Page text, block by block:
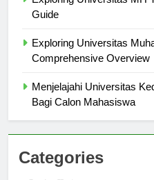
Exploring Universitas MH
Exploring Universitas
Menjelajahi Universitas
Categories